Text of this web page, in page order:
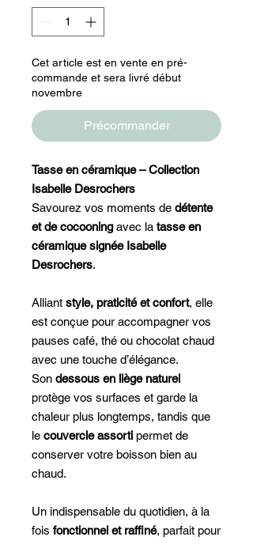
Cet article est en vente en pré-
commande et sera livré début
novembre
Précommander
Tasse en céramique – Collection
Isabelle Desrochers
Savourez vos moments de détente
et de cocooningavec la tasse en
céramique signée Isabelle
Desrochers.
Alliant style, praticité et confort, elle
est conçue pour accompagner vos
pauses café, thé ou chocolat chaud
avec une touche d’élégance.
Son dessous en liège naturel
protège vos surfaces et garde la
chaleur plus longtemps, tandis que
le couvercle assorti permet de
conserver votre boisson bien au
chaud.
Un indispensable du quotidien, à la
fois fonctionnel et raffiné, parfait pour